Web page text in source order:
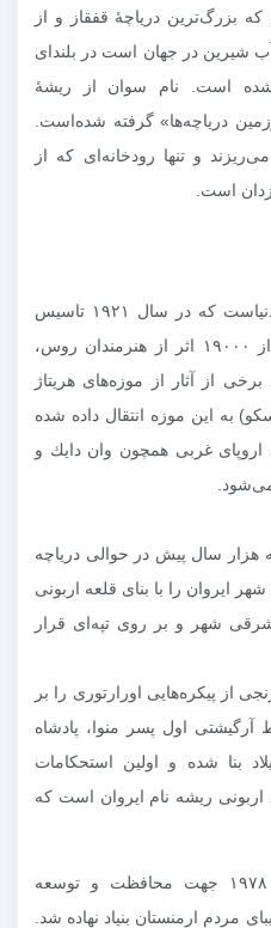
که بزرگ‌ترین دریاچهٔ قفقاز و از
شیرین در جهان است در بلندای
شده است. نام سوان از ریشهٔ
دریاچه‌ها» گرفته شده‌است.
می‌ریزند و تنها رودخانه‌ای که از
است.
یكی از موزه‌های هنری مهم در دنیاست كه در سال ۱۹۲۱ تاسیس
شده و مجموعه‌ای غنی با بیش از ۱۹۰۰۰ اثر از هنرمندان روس،
از آثار از موزه‌های هریتاژ
به این موزه انتقال داده شده
اروپای غربی همچون وان دایك و
هزار سال پیش در حوالی دریاچه
ایروان را با بنای قلعه اربونی
شرقی شهر و بر روی تپه‌ای قرار
از پیكره‌هایی اورارتوری را بر
اول پسر منوا، پادشاه
پیش از میلاد بنا شده و اولین استحكامات
ریشه نام ایروان است كه
موزه هنرهای مردمی در سال ۱۹۷۸ جهت محافظت و توسعه
مردم ارمنستان بنیاد نهاده شد.